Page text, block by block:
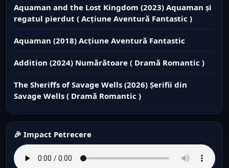
Aquaman and the Lost Kingdom (2023) Aquaman și
regatul pierdut ( Acțiune Aventură Fantastic )
Aquaman (2018) Acțiune Aventură Fantastic
Addition (2024) Numărătoare ( Dramă Romantic )
The Sheriffs of Savage Wells (2026) Șerifii din
Savage Wells ( Dramă Romantic )
🎉 Impact Petrecere